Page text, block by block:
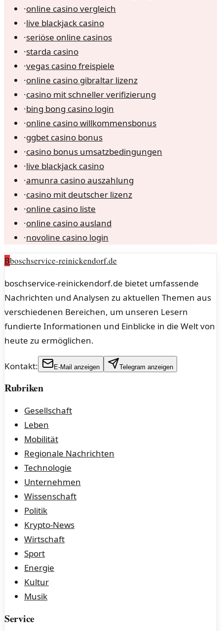
·online casino vergleich
·live blackjack casino
·seriöse online casinos
·starda casino
·vegas casino freispiele
·online casino gibraltar lizenz
·casino mit schneller verifizierung
·bing bong casino login
·online casino willkommensbonus
·ggbet casino bonus
·casino bonus umsatzbedingungen
·live blackjack casino
·amunra casino auszahlung
·casino mit deutscher lizenz
·online casino liste
·online casino ausland
·novoline casino login
Bboschservice-reinickendorf.de
boschservice-reinickendorf.de bietet umfassende
Nachrichten und Analysen zu aktuellen Themen aus
verschiedenen Bereichen, um unseren Lesern
fundierte Informationen und Einblicke in die Welt von
heute zu ermöglichen.
Kontakt: E-Mail anzeigen Telegram anzeigen
Rubriken
Gesellschaft
Leben
Mobilität
Regionale Nachrichten
Technologie
Unternehmen
Wissenschaft
Politik
Krypto-News
Wirtschaft
Sport
Energie
Kultur
Musik
Service